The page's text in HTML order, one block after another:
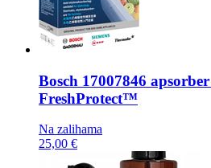
Bosch 17007846
FreshProtect™
Na zalihama
25,00 €